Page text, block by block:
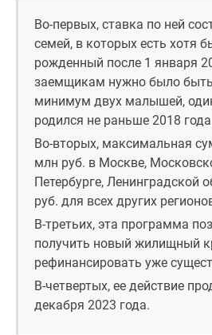
Во-первых, ставка по ней
семей, в которых есть хотя
рожденный после 1 января
заемщикам нужно было
минимум двух малышей,
родился не раньше 2018
Во-вторых, максимальная
млн руб. в Москве,
Петербурге, Ленинградской
руб. для всех других
В-третьих, эта программа
получить новый жилищный
рефинансировать уже
В-четвертых, ее действие
декабря 2023 года.